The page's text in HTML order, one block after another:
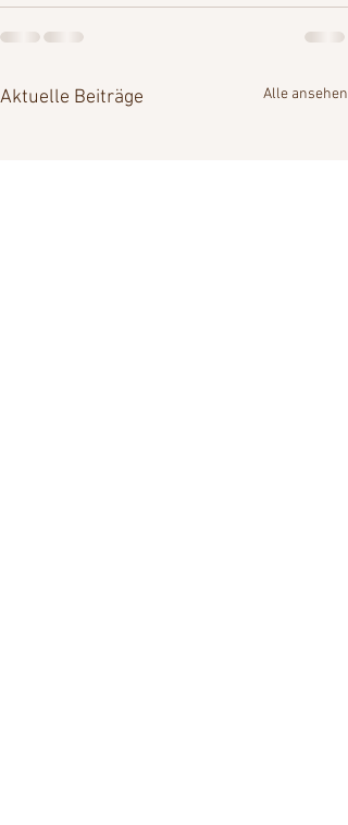
Aktuelle Beiträge Alle ansehen